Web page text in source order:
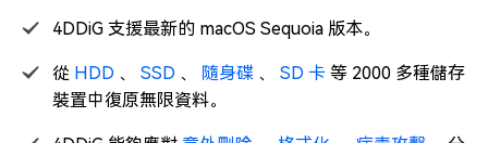
4DDiG 支援最新的 macOS Sequoia 版本。
從 HDD 、 SSD 、 隨身碟 、 SD 卡 等 2000 多種儲存
裝置中復原無限資料。